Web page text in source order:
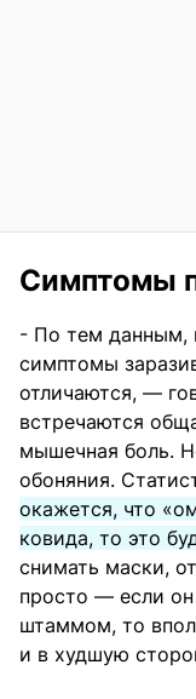
Симптомы
- По тем данным,
симптомы
отличаются, —
встречаются
мышечная боль.
обоняния.
окажется, что
ковида, то это
снимать маски,
просто — если
штаммом, то
и в худшую